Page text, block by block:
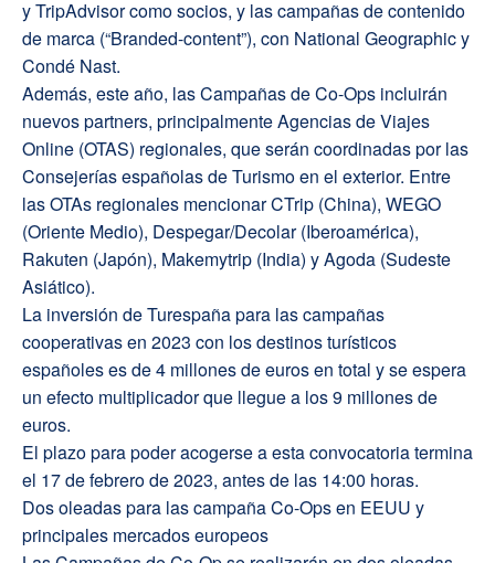
y TripAdvisor como socios, y las campañas de contenido
de marca (“Branded-content”), con National Geographic y
Condé Nast.
Además, este año, las Campañas de Co-Ops incluirán
nuevos partners, principalmente Agencias de Viajes
Online (OTAS) regionales, que serán coordinadas por las
Consejerías españolas de Turismo en el exterior. Entre
las OTAs regionales mencionar CTrip (China), WEGO
(Oriente Medio), Despegar/Decolar (Iberoamérica),
Rakuten (Japón), Makemytrip (India) y Agoda (Sudeste
Asiático).
La inversión de Turespaña para las campañas
cooperativas en 2023 con los destinos turísticos
españoles es de 4 millones de euros en total y se espera
un efecto multiplicador que llegue a los 9 millones de
euros.
El plazo para poder acogerse a esta convocatoria termina
el 17 de febrero de 2023, antes de las 14:00 horas.
Dos oleadas para las campaña Co-Ops en EEUU y
principales mercados europeos